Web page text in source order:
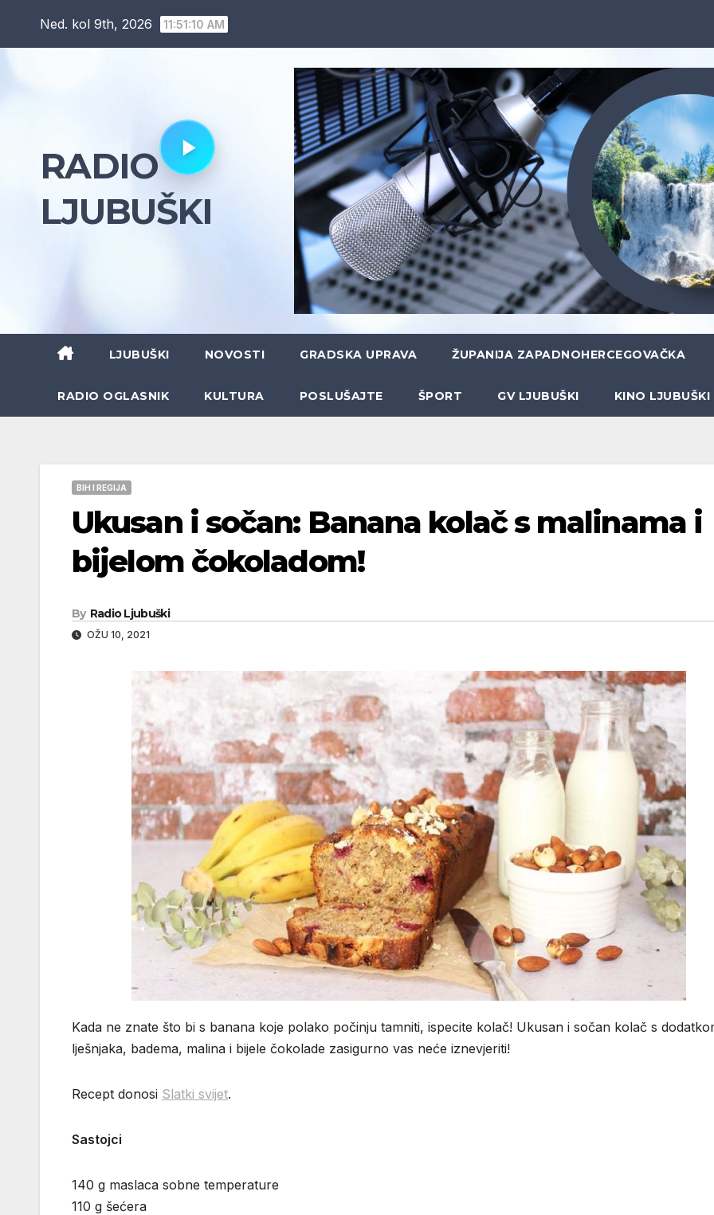
Ned. kol 9th, 2026 11:51:11 AM
RADIO
LJUBUŠKI
LJUBUŠKI NOVOSTI GRADSKA UPRAVA ŽUPANIJA ZAPADNOHERCEGOVAČKA
RADIO OGLASNIK KULTURA POSLUŠAJTE ŠPORT GV LJUBUŠKI KINO LJUBUŠKI
BIH I REGIJA
Ukusan i sočan: Banana kolač s malinama i
bijelom čokoladom!
By Radio Ljubuški
OŽU 10, 2021
Kada ne znate što bi s banana koje polako počinju tamniti, ispecite kolač! Ukusan i sočan kolač s
lješnjaka, badema, malina i bijele čokolade zasigurno vas neće iznevjeriti!
Recept donosi Slatki svijet.
Sastojci
140 g maslaca sobne temperature
110 g šećera